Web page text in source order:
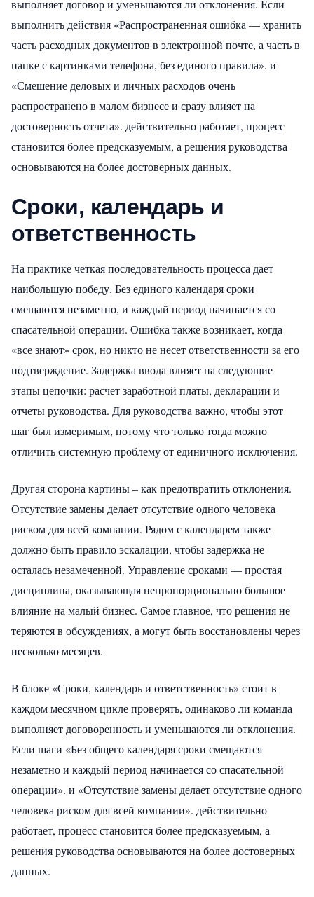
выполняет договор и уменьшаются ли отклонения. Если
выполнить действия «Распространенная ошибка — хранить
часть расходных документов в электронной почте, а часть в
папке с картинками телефона, без единого правила». и
«Смешение деловых и личных расходов очень
распространено в малом бизнесе и сразу влияет на
достоверность отчета». действительно работает, процесс
становится более предсказуемым, а решения руководства
основываются на более достоверных данных.
Сроки, календарь и
ответственность
На практике четкая последовательность процесса дает
наибольшую победу. Без единого календаря сроки
смещаются незаметно, и каждый период начинается со
спасательной операции. Ошибка также возникает, когда
«все знают» срок, но никто не несет ответственности за его
подтверждение. Задержка ввода влияет на следующие
этапы цепочки: расчет заработной платы, декларации и
отчеты руководства. Для руководства важно, чтобы этот
шаг был измеримым, потому что только тогда можно
отличить системную проблему от единичного исключения.
Другая сторона картины – как предотвратить отклонения.
Отсутствие замены делает отсутствие одного человека
риском для всей компании. Рядом с календарем также
должно быть правило эскалации, чтобы задержка не
осталась незамеченной. Управление сроками — простая
дисциплина, оказывающая непропорционально большое
влияние на малый бизнес. Самое главное, что решения не
теряются в обсуждениях, а могут быть восстановлены через
несколько месяцев.
В блоке «Сроки, календарь и ответственность» стоит в
каждом месячном цикле проверять, одинаково ли команда
выполняет договоренность и уменьшаются ли отклонения.
Если шаги «Без общего календаря сроки смещаются
незаметно и каждый период начинается со спасательной
операции». и «Отсутствие замены делает отсутствие одного
человека риском для всей компании». действительно
работает, процесс становится более предсказуемым, а
решения руководства основываются на более достоверных
данных.